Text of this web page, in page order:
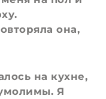
она,
на кухне,
Я